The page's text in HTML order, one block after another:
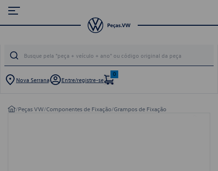
Nova Serrana Entre/registre-se
0
/Peças VW/Componentes de Fixação/Grampos de Fixação